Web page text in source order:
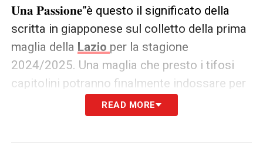
𝐔𝐧𝐚 𝐏𝐚𝐬𝐬𝐢𝐨𝐧𝐞”è questo il significato della
scritta in giapponese sul colletto della prima
maglia della Lazio per la stagione
2024/2025. Una maglia che presto i tifosi
capitolini potranno finalmente indossare per
supportare la squadra durante gli impegni in
campionato e in Europa League.
READ MORE